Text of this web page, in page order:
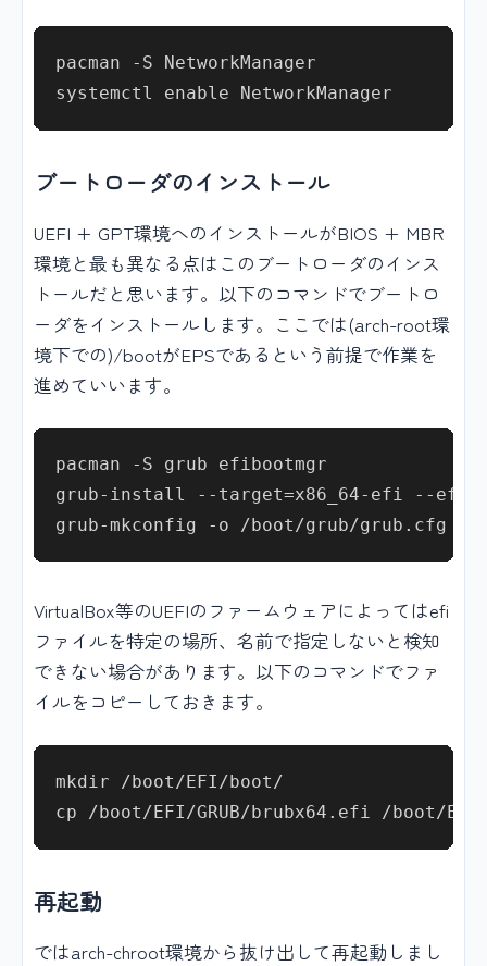
pacman -S NetworkManager
ブートローダのインストール
UEFI + GPT環境へのインストールがBIOS + MBR
環境と最も異なる点はこのブートローダのインス
トールだと思います。以下のコマンドでブートロ
ーダをインストールします。ここでは(arch-root環
境下での)/bootがEPSであるという前提で作業を
進めていいます。
pacman -S grub efibootmgr
grub-install --target=x86_64-efi --efi-
VirtualBox等のUEFIのファームウェアによってはefi
ファイルを特定の場所、名前で指定しないと検知
できない場合があります。以下のコマンドでファ
イルをコピーしておきます。
mkdir /boot/EFI/boot/
再起動
ではarch-chroot環境から抜け出して再起動しまし